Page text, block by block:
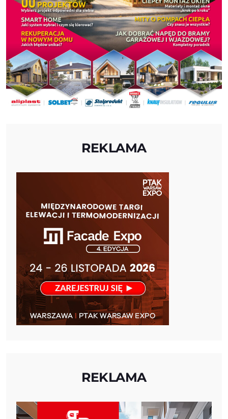
REKLAMA
REKLAMA